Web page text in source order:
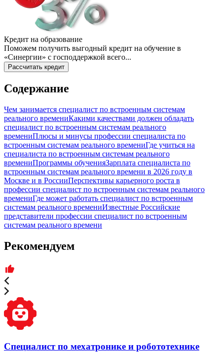
Кредит на образование
Поможем получить выгодный кредит на обучение в
«Синергии» с господдержкой всего...
Рассчитать кредит
Содержание
Чем занимается специалист по встроенным системам
реального времениКакими качествами должен обладать
специалист по встроенным системам реального
времениПлюсы и минусы профессии специалиста по
встроенным системам реального времениГде учиться на
специалиста по встроенным системам реального
времениПрограммы обученияЗарплата специалиста по
встроенным системам реального времени в 2026 году в
Москве и в РоссииПерспективы карьерного роста в
профессии специалист по встроенным системам реального
времениГде может работать специалист по встроенным
системам реального времениИзвестные Российские
представители профессии специалист по встроенным
системам реального времени
Рекомендуем
Специалист по мехатронике и робототехнике